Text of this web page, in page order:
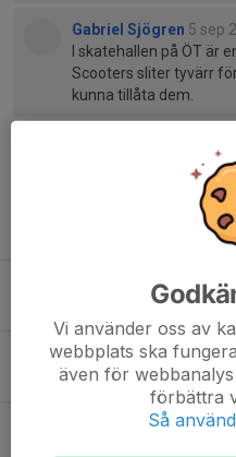
Gabriel Sjögren 5 sep
I skatehallen på ÖT är
Scooters sliter tyvärr
kunna tillåta dem.
18 mar, 16:59 0
Nytt Bankgiro på
17 sep 2024 0
Årsmöte 2024 -
Vi använder oss av
webbplats ska
även för
förbättra
Så